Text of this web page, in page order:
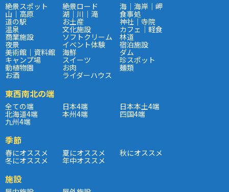
絶景スポット 絶景ロード 海｜海岸｜岬
山｜高原 湖｜川｜滝 食事処
道の駅 お土産 神社｜寺院
温泉 文化施設 カフェ｜軽食
商業施設 ソフトクリーム 林道
夜景 イベント体験 宿泊施設
美術館｜資料館 海鮮 ダム
キャンプ場 スイーツ 珍スポット
動植物園 お肉 麺類
お酒 ライダーハウス
東西南北の端
全ての端 日本4端 日本本土4端
北海道4端 本州4端 四国4端
九州4端
季節
春にオススメ 夏にオススメ 秋にオススメ
冬にオススメ 年中オススメ
施設